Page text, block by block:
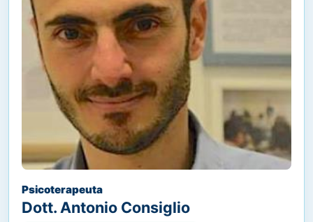
Psicoterapeuta
Dott. Antonio Consiglio